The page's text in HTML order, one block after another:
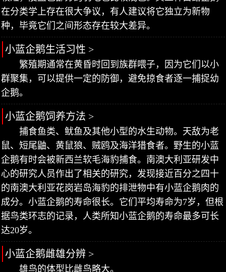
在分类学上存在很大争议，有人建议将它独立为新物
种，毕竟它们之间形态存在较大差异。
小蓝企鹅生活习性 >
繁殖期通常在黄昏时回到族群喂子，因为它们以小
群聚集，可以提供一定的防御，避免掠食者逐一捕捉幼
企鹅。
小蓝企鹅饲养方法 >
捕食鱼类、鱿鱼及其他小型的水生动物。天敌为老
鼠、短尾鼬、黄鼠狼、贼鸥及海洋猎食者。野生的小蓝
企鹅有时会被新西兰软毛海豹捕食。南澳大利亚研发中
心的研究人员作出了相关的研究，发现接近百分之四十
的南澳大利亚花岗岩岛海豹的排泄物中有小蓝企鹅肉的
成分。小蓝企鹅的寿命很长。它们平均寿命为7岁，但根
据鸟类环志的记录，人类所知小蓝企鹅的寿命最多可长
达20岁。
小蓝企鹅雌雄分辨 >
雄鸟的体型比雌鸟略大。